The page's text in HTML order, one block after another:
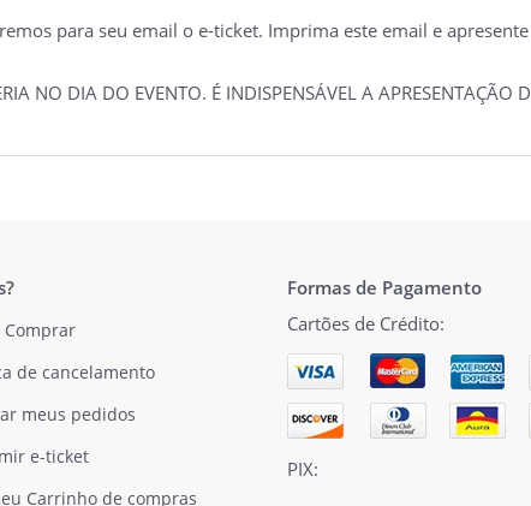
para seu email o e-ticket. Imprima este email e
NO DIA DO EVENTO. É INDISPENSÁVEL A
Comprar
de cancelamento
meus pedidos
e-ticket
Carrinho de compras
Formas de Pagamento
Cartões de Crédito:
PIX: